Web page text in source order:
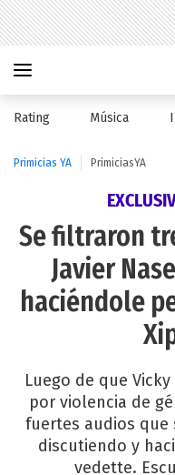
Rating Música
Primicias YA PrimiciasYA
Se filtraron
Javier
haciéndole
Luego de que
por violencia de
fuertes audios que
discutiendo y
vedette.